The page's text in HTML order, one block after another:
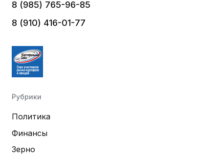
8 (985) 765-96-85
8 (910) 416-01-77
Рубрики
Политика
Финансы
Зерно